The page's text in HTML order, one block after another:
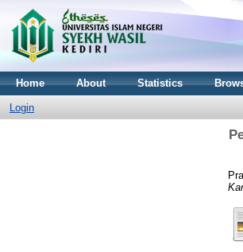
Home About Statistics
Login